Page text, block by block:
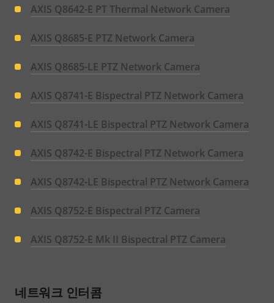
AXIS Q8642-E PT Thermal Network Camera
AXIS Q8685-E PTZ Network Camera
AXIS Q8685-LE PTZ Network Camera
AXIS Q8741-E Bispectral PTZ Network Camera
AXIS Q8741-LE Bispectral PTZ Network Camera
AXIS Q8742-E Bispectral PTZ Network Camera
AXIS Q8742-LE Bispectral PTZ Network Camera
AXIS Q8752-E Bispectral PTZ Camera
AXIS Q8752-E Mk II Bispectral PTZ Camera
네트워크 인터콤